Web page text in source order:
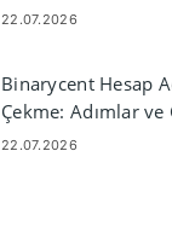
Adımları
22.07.2026
Binarycent Hesap
Çekme: Adımlar
22.07.2026